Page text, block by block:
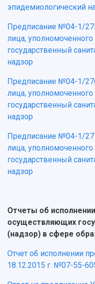
эпидемиологический
Предписание №04-1/
лица, уполномоченного
государственный
надзор
Предписание №04-1/
лица, уполномоченного
государственный
надзор
Предписание №04-1/
лица, уполномоченного
государственный
надзор
Отчеты об
осуществляющих
(надзор) в сфере
Отчет об исполнении
18.12.2015 г. №07-55-